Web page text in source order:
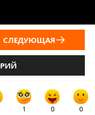
СЛЕДУЮЩАЯ
1 0 0